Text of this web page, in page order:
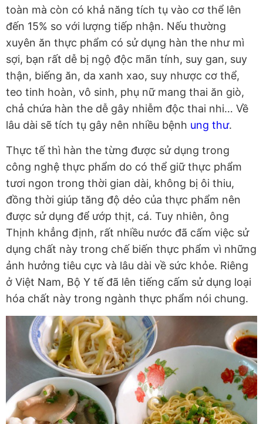
toàn mà còn có khả năng tích tụ vào cơ thể lên
đến 15% so với lượng tiếp nhận. Nếu thường
xuyên ăn thực phẩm có sử dụng hàn the như mì
sợi, bạn rất dễ bị ngộ độc mãn tính, suy gan, suy
thận, biếng ăn, da xanh xao, suy nhược cơ thể,
teo tinh hoàn, vô sinh, phụ nữ mang thai ăn giò,
chả chứa hàn the dễ gây nhiễm độc thai nhi… Về
lâu dài sẽ tích tụ gây nên nhiều bệnh ung thư.
Thực tế thì hàn the từng được sử dụng trong
công nghệ thực phẩm do có thể giữ thực phẩm
tươi ngon trong thời gian dài, không bị ôi thiu,
đồng thời giúp tăng độ dẻo của thực phẩm nên
được sử dụng để ướp thịt, cá. Tuy nhiên, ông
Thịnh khẳng định, rất nhiều nước đã cấm việc sử
dụng chất này trong chế biến thực phẩm vì những
ảnh hưởng tiêu cực và lâu dài về sức khỏe. Riêng
ở Việt Nam, Bộ Y tế đã lên tiếng cấm sử dụng loại
hóa chất này trong ngành thực phẩm nói chung.